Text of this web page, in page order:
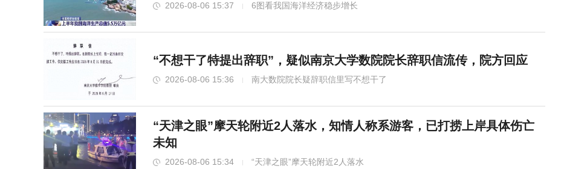
2026-08-06 15:37 6图看我国海洋经济稳步增长
“不想干了特提出辞职”，疑似南京大学数院院长辞职信流传，院方回应
2026-08-06 15:36 南大数院院长疑辞职信里写不想干了
“天津之眼”摩天轮附近2人落水，知情人称系游客，已打捞上岸具体伤亡
未知
2026-08-06 15:34 “天津之眼”摩天轮附近2人落水